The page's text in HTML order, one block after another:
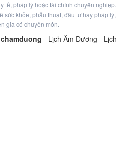
tế, pháp lý hoặc tài chính chuyên nghiệp.
sức khỏe, phẫu thuật, đầu tư hay pháp lý,
gia có chuyên môn.
- Lịch Âm Dương - Lịch